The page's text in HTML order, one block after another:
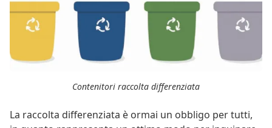
Contenitori raccolta differenziata
La raccolta differenziata è ormai un obbligo per tutti,